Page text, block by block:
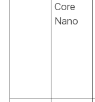
Core
Nano